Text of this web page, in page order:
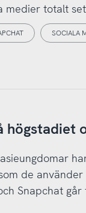
medier totalt
SOCIALA
högstadiet
de
Snapchat